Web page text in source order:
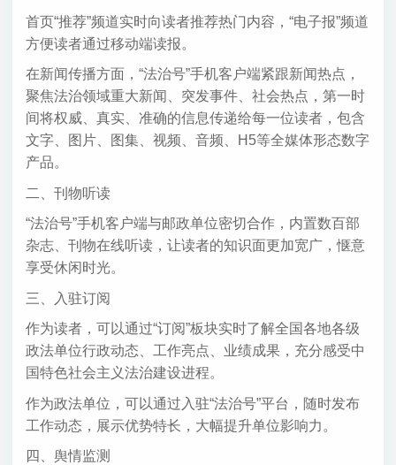
首页“推荐”频道实时向读者推荐热门内容，“电子报”频道
方便读者通过移动端读报。
在新闻传播方面，“法治号”手机客户端紧跟新闻热点，
聚焦法治领域重大新闻、突发事件、社会热点，第一时
间将权威、真实、准确的信息传递给每一位读者，包含
文字、图片、图集、视频、音频、H5等全媒体形态数字
产品。
二、刊物听读
“法治号”手机客户端与邮政单位密切合作，内置数百部
杂志、刊物在线听读，让读者的知识面更加宽广，惬意
享受休闲时光。
三、入驻订阅
作为读者，可以通过“订阅”板块实时了解全国各地各级
政法单位行政动态、工作亮点、业绩成果，充分感受中
国特色社会主义法治建设进程。
作为政法单位，可以通过入驻“法治号”平台，随时发布
工作动态，展示优势特长，大幅提升单位影响力。
四、舆情监测